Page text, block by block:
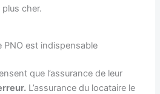
plus cher.
PNO est indispensable
que l’assurance de leur
L’assurance du locataire le